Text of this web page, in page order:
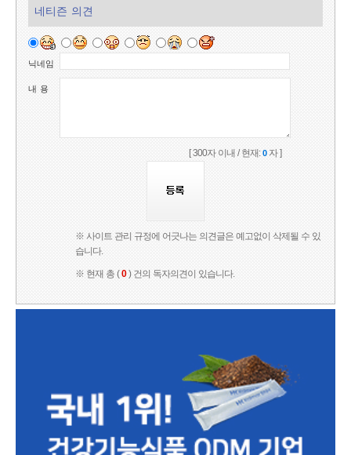
네티즌 의견
닉네임
내 용
[ 300자 이내 / 현재:0자 ]
※ 사이트 관리 규정에 어긋나는 의견글은 예고없이 삭제될 수 있
습니다.
※ 현재 총 (0) 건의 독자의견이 있습니다.